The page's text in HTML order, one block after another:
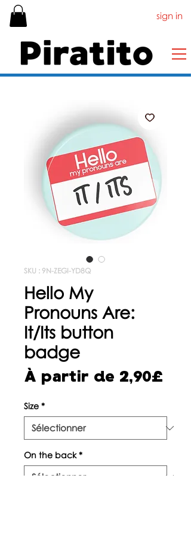
sign in
SKU : 9N-ZEGI-YD8Q
Hello My
Pronouns Are:
It/Its button
badge
À partir de 2,90£
Size *
On the back *